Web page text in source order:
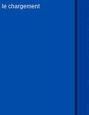
le chargement